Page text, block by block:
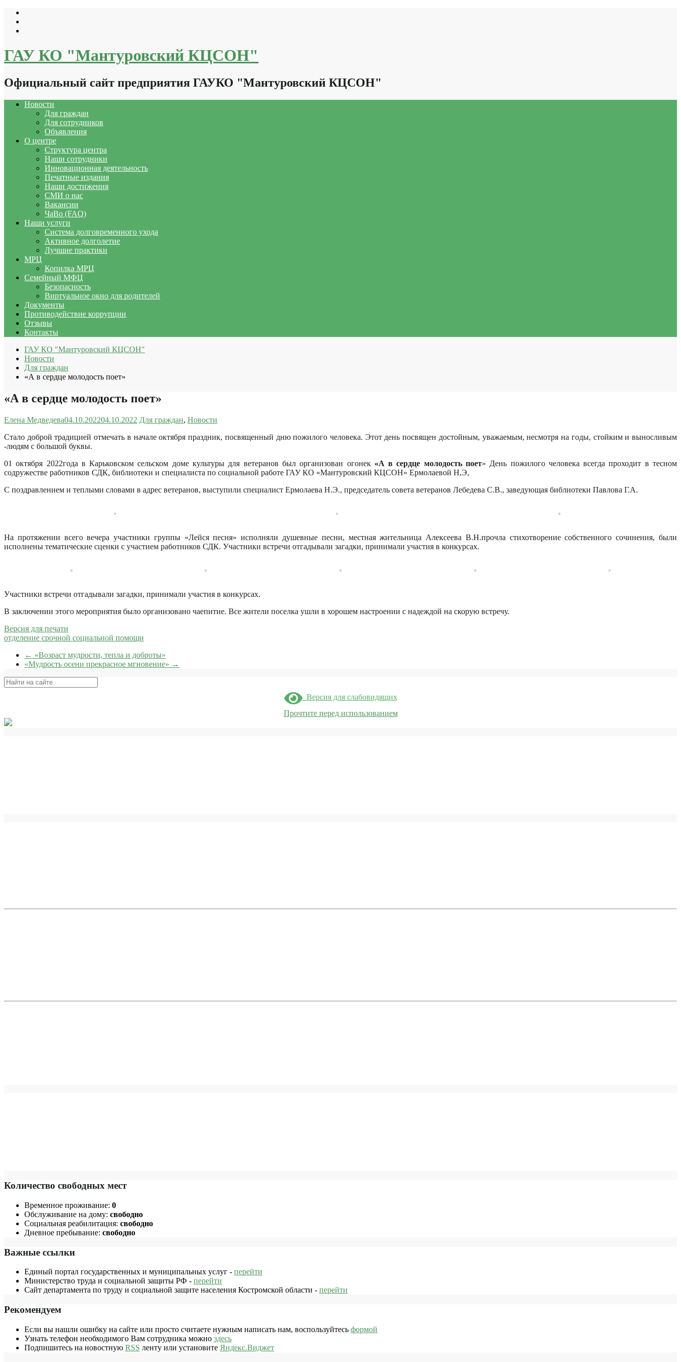
Перейти
содержимому
ГАУ КО "Мантуровский КЦСОН"
Официальный сайт предприятия ГАУКО "Мантуровский КЦСОН"
Новости
Для граждан
Для сотрудников
Объявления
О центре
Структура центра
Наши сотрудники
Инновационная деятельность
Печатные издания
Наши достижения
СМИ о нас
Вакансии
ЧаВо (FAQ)
Наши услуги
Система долговременного ухода
Активное долголетие
Лучшие практики
МРЦ
Копилка МРЦ
Семейный МФЦ
Безопасность
Виртуальное окно для родителей
Документы
Противодействие коррупции
Отзывы
Контакты
ГАУ КО "Мантуровский КЦСОН"
Новости
Для граждан
«А в сердце молодость поет»
«А в сердце молодость поет»
Елена Медведева04.10.202204.10.2022 Для граждан, Новости
Стало доброй традицией отмечать в начале октября праздник, посвященный дню пожилого человека. Этот день посвящен достойным, уважаемым, несмотря на годы, стойким и выносливым
-людям с большой буквы.
01 октября 2022года в Карьковском сельском доме культуры для ветеранов был организован огонек «А в сердце молодость поет» День пожилого человека всегда проходит в тесном
содружестве работников СДК, библиотеки и специалиста по социальной работе ГАУ КО «Мантуровский КЦСОН» Ермолаевой Н,Э,
С поздравлением и теплыми словами в адрес ветеранов, выступили специалист Ермолаева Н.Э., председатель совета ветеранов Лебедева С.В., заведующая библиотеки Павлова Г.А.
На протяжении всего вечера участники группы «Лейся песня» исполняли душевные песни, местная жительница Алексеева В.Н.прочла стихотворение собственного сочинения, были
исполнены тематические сценки с участием работников СДК. Участники встречи отгадывали загадки, принимали участия в конкурсах.
Участники встречи отгадывали загадки, принимали участия в конкурсах.
В заключении этого мероприятия было организовано чаепитие. Все жители поселка ушли в хорошем настроении с надеждой на скорую встречу.
Версия для печати
отделение срочной социальной помощи
← «Возраст мудрости, тепла и доброты»
«Мудрость осени прекрасное мгновение» →
Поиск
Версия для слабовидящих
Прочтите перед использованием
Количество свободных мест
Временное проживание: 0
Обслуживание на дому: свободно
Социальная реабилитация: свободно
Дневное пребывание: свободно
Важные ссылки
Единый портал государственных и муниципальных услуг - перейти
Министерство труда и социальной защиты РФ - перейти
Сайт департамента по труду и социальной защите населения Костромской области - перейти
Рекомендуем
Если вы нашли ошибку на сайте или просто считаете нужным написать нам, воспользуйтесь формой
Узнать телефон необходимого Вам сотрудника можно здесь
Подпишитесь на новостную RSS ленту или установите Яндекс.Виджет